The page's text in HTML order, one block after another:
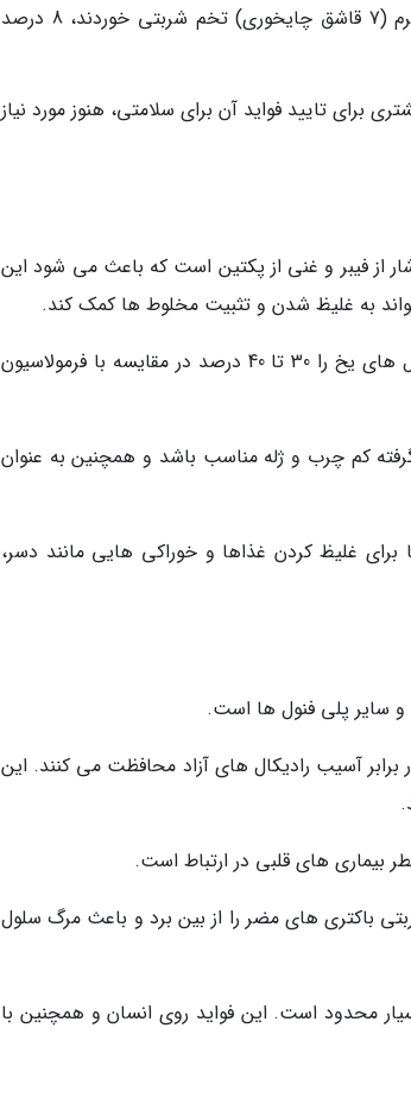
می دهد. در یک تحقیق، افرادی که به مدت یک ماه روزانه 30 گرم (7 قاشق چایخوری) تخم شربتی خوردند، 8 درصد
برای تایید فواید آن برای سلامتی، هنوز مورد نیاز
از فیبر و غنی از پکتین است که باعث می شود این
به غلیظ شدن و تثبیت مخلوط ها کمک کند.
به عنوان مثال، می تواند به بستنی بافتی سفت بدهد و ایجاد کریستال های یخ را 30 تا 40 درصد در مقایسه با فرمولاسیون
کم چرب و ژله مناسب باشد و همچنین به عنوان
غلیظ کردن غذاها و خوراکی هایی مانند دسر،
و سایر پلی فنول ها است.
آسیب رادیکال های آزاد محافظت می کنند. این
بیماری های قلبی در ارتباط است.
باکتری های مضر را از بین برد و باعث مرگ سلول
محدود است. این فواید روی انسان و همچنین با